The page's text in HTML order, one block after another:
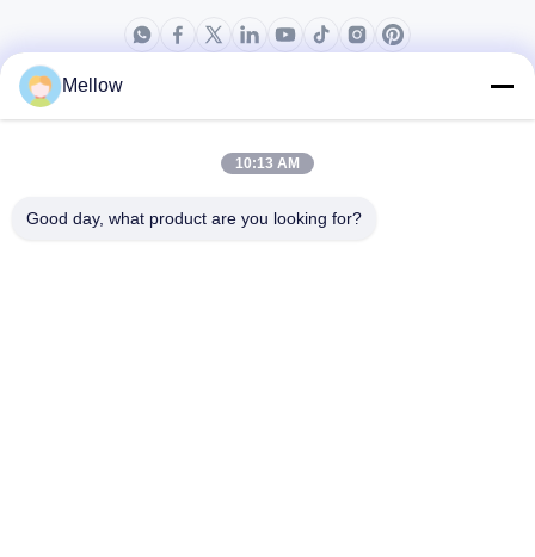
পণ্য
কোম্পানির প্রোফাইল
গুণমান নিয়ন্ত্রণ
Mellow
10:13 AM
Good day, what product are you looking for?